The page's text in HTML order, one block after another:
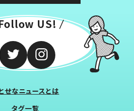
US!
せなニュースとは
タグ一覧